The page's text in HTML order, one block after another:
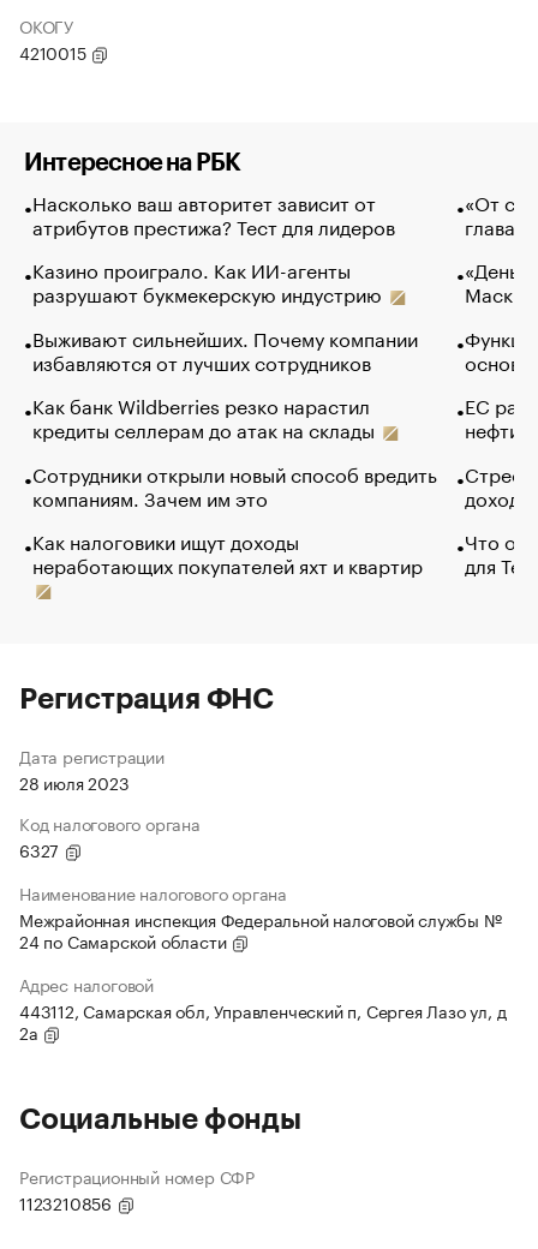
ОКОГУ
4210015
Интересное на РБК
Насколько ваш авторитет зависит от
атрибутов престижа? Тест для лидеров
Казино проиграло. Как ИИ-агенты
разрушают букмекерскую индустрию
Выживают сильнейших. Почему компании
избавляются от лучших сотрудников
Как банк Wildberries резко нарастил
кредиты селлерам до атак на склады
Сотрудники открыли новый способ вредить
компаниям. Зачем им это
Как налоговики ищут доходы
неработающих покупателей яхт и квартир
«От
глава
Маск в
основ
ЕС
нефти
Что
для
Регистрация ФНС
Дата регистрации
28 июля 2023
Код налогового органа
6327
Наименование налогового органа
Межрайонная инспекция Федеральной налоговой службы №
24 по Самарской области
Адрес налоговой
443112, Самарская обл, Управленческий п, Сергея Лазо ул, д
2а
Социальные фонды
Регистрационный номер СФР
1123210856